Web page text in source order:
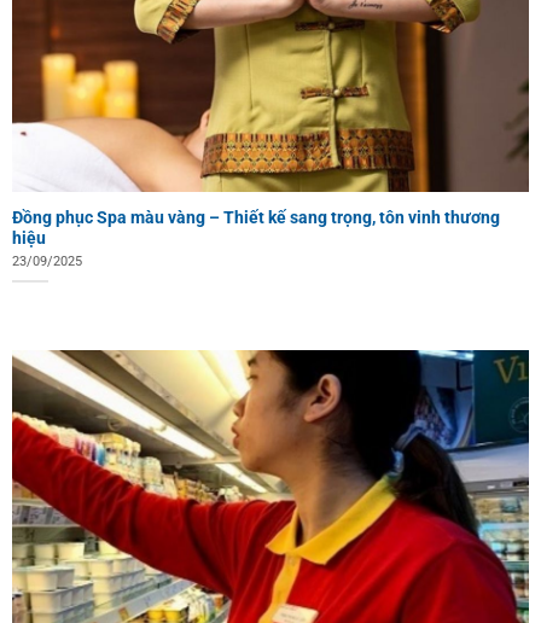
Đồng phục Spa màu vàng – Thiết kế sang trọng, tôn vinh thương
hiệu
23/09/2025